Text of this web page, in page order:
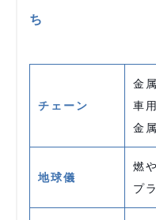
ち
チェーン
金
車
金
地球儀
燃
プ